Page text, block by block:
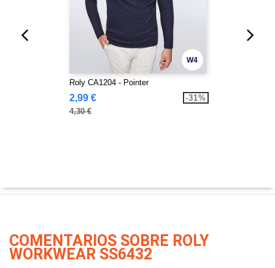
W4
Roly CA1204 - Pointer
2,99 €
4,30 €
-31%
COMENTARIOS SOBRE ROLY
WORKWEAR SS6432